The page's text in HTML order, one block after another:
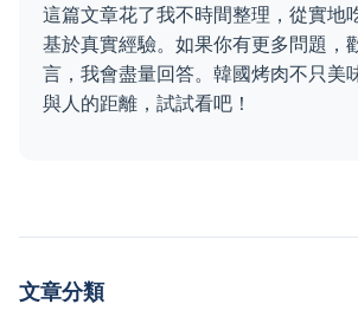
這篇文章花了我不時間整理，從實地
基於真實經驗。如果你有更多問題，
言，我會盡量回答。韓國烤肉不只美
與人的距離，試試看吧！
文章分類